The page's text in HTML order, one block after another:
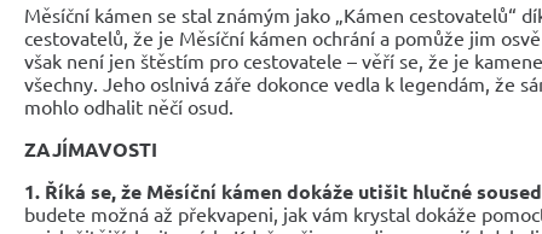
Měsíční kámen se stal známým jako „Kámen cestovatelů“
cestovatelů, že je Měsíční kámen ochrání a pomůže jim
však není jen štěstím pro cestovatele – věří se, že je
všechny. Jeho oslnivá záře dokonce vedla k legendám, že
mohlo odhalit něčí osud.
ZAJÍMAVOSTI
1. Říká se, že Měsíční kámen dokáže utišit hlučné
budete možná až překvapeni, jak vám krystal dokáže